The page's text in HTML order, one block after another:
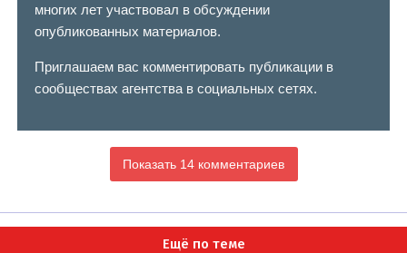
многих лет участвовал в обсуждении
опубликованных материалов.
Приглашаем вас комментировать публикации в
сообществах агентства в социальных сетях.
Показать 14 комментариев
Ещё по теме